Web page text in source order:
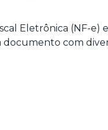
Eletrônica (NF-
com